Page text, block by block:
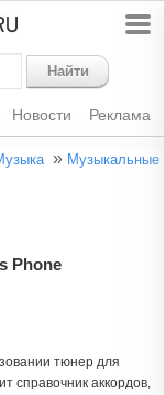
Найти
Новости Реклама
» Музыкальные
Phone
тюнер для
справочник аккордов,